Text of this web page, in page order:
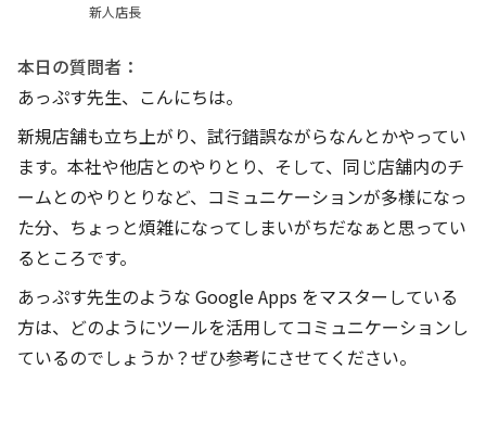
新人店長
本日の質問者：
あっぷす先生、こんにちは。
新規店舗も立ち上がり、試行錯誤ながらなんとかやってい
ます。本社や他店とのやりとり、そして、同じ店舗内のチ
ームとのやりとりなど、コミュニケーションが多様になっ
た分、ちょっと煩雑になってしまいがちだなぁと思ってい
るところです。
あっぷす先生のような Google Apps をマスターしている
方は、どのようにツールを活用してコミュニケーションし
ているのでしょうか？ぜひ参考にさせてください。